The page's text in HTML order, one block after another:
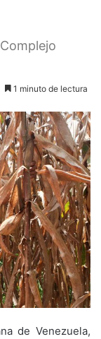
1 minuto de lectura
de Venezuela,